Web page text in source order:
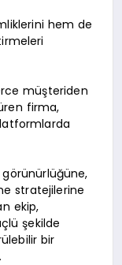
hem de
müşteriden
firma,
stratejilerine
ekip,
şekilde
bir